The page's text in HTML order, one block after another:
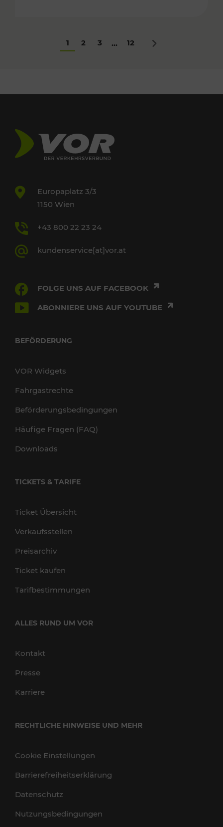
1 2 3 ... 12 Nächstes
Europaplatz 3/3
1150 Wien
+43 800 22 23 24
kundenservice[at]vor.at
FOLGE UNS AUF FACEBOOK
ABONNIERE UNS AUF YOUTUBE
BEFÖRDERUNG
VOR Widgets
Fahrgastrechte
Beförderungsbedingungen
Häufige Fragen (FAQ)
Downloads
TICKETS & TARIFE
Ticket Übersicht
Verkaufsstellen
Preisarchiv
Ticket kaufen
Tarifbestimmungen
ALLES RUND UM VOR
Kontakt
Presse
Karriere
RECHTLICHE HINWEISE UND MEHR
Cookie Einstellungen
Barrierefreiheitserklärung
Datenschutz
Nutzungsbedingungen